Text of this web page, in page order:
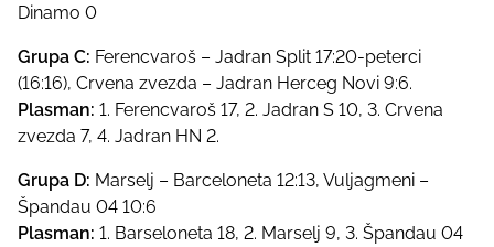
Dinamo 0
Grupa C: Ferencvaroš – Jadran Split 17:20-peterci
(16:16), Crvena zvezda – Jadran Herceg Novi 9:6.
Plasman: 1. Ferencvaroš 17, 2. Jadran S 10, 3. Crvena
zvezda 7, 4. Jadran HN 2.
Grupa D: Marselj – Barceloneta 12:13, Vuljagmeni –
Špandau 04 10:6
Plasman: 1. Barseloneta 18, 2. Marselj 9, 3. Špandau 04